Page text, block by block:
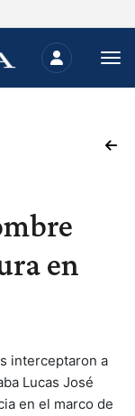
en
interceptaron a
Lucas José
en el marco de